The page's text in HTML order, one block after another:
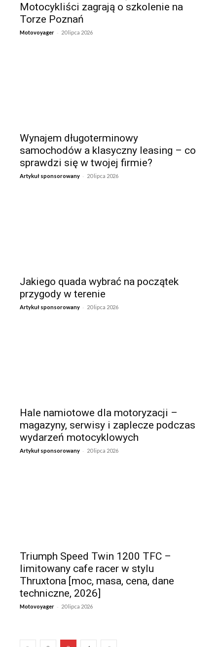
Motocykliści zagrają o szkolenie na
Torze Poznań
Motovoyager - 20 lipca 2026
Wynajem długoterminowy
samochodów a klasyczny leasing – co
sprawdzi się w twojej firmie?
Artykuł sponsorowany - 20 lipca 2026
Jakiego quada wybrać na początek
przygody w terenie
Artykuł sponsorowany - 20 lipca 2026
Hale namiotowe dla motoryzacji –
magazyny, serwisy i zaplecze podczas
wydarzeń motocyklowych
Artykuł sponsorowany - 20 lipca 2026
Triumph Speed Twin 1200 TFC –
limitowany cafe racer w stylu
Thruxtona [moc, masa, cena, dane
techniczne, 2026]
Motovoyager - 20 lipca 2026